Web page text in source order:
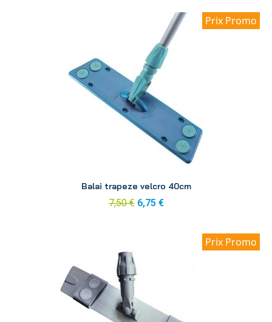
Prix Promo
Balai trapeze velcro 40cm
7,50 € 6,75 €
Prix Promo